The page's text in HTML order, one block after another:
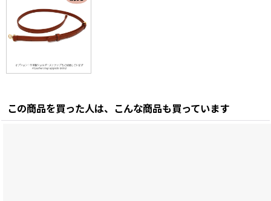
この商品を買った人は、こんな商品も買っています